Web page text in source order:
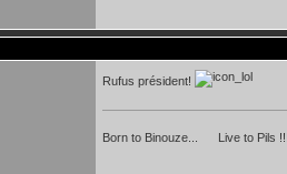
Rufus président!
Born to Binouze... Live to Pils